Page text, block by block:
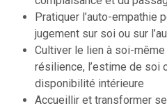
Pratiquer l’auto-empathie
jugement sur soi ou sur
Cultiver le lien à soi-
résilience, l’estime de soi
disponibilité intérieure
Accueillir et transformer